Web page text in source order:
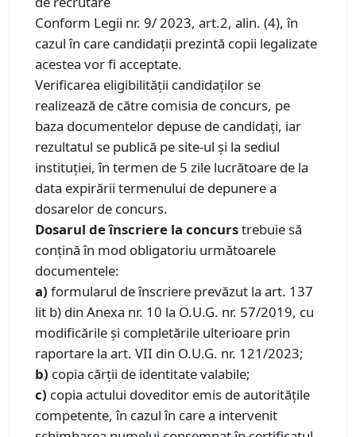
Conform Legii nr. 9/ 2023, art.2, alin. (4), în
cazul în care candidații prezintă copii legalizate
acestea vor fi acceptate.
Verificarea eligibilității candidaților se
realizează de către comisia de concurs, pe
baza documentelor depuse de candidați, iar
rezultatul se publică pe site-ul și la sediul
instituției, în termen de 5 zile lucrătoare de la
data expirării termenului de depunere a
dosarelor de concurs.
Dosarul de înscriere la concurstrebuie să
conţină în mod obligatoriu următoarele
documentele:
a) formularul de înscriere prevăzut la art. 137
lit b) din Anexa nr. 10 la O.U.G. nr. 57/2019, cu
modificările și completările ulterioare prin
raportare la art. VII din O.U.G. nr. 121/2023;
b) copia cărții de identitate valabile;
c) copia actului doveditor emis de autoritățile
competente, în cazul în care a intervenit